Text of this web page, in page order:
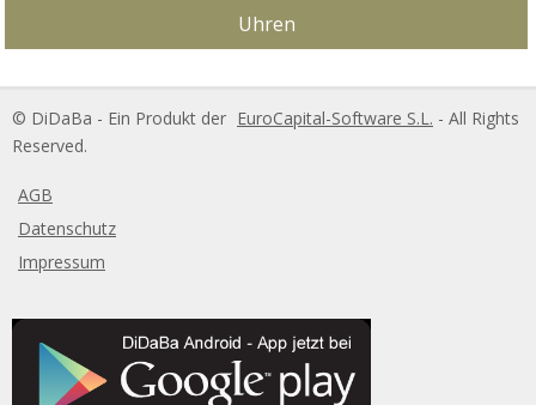
Uhren
DiDaBa Copyright
© DiDaBa - Ein Produkt der EuroCapital-Software S.L. - All Rights
Reserved.
AGB
Datenschutz
Impressum